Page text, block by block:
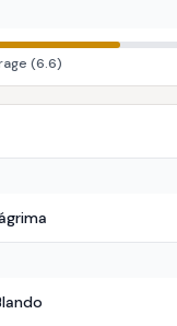
(6.6)